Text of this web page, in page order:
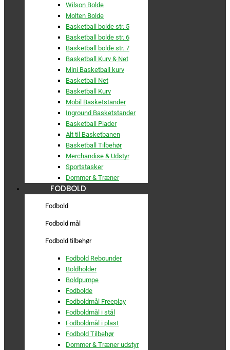
Wilson Bolde
Molten Bolde
Basketball bolde str. 5
Basketball bolde str. 6
Basketball bolde str. 7
Basketball Kurv & Net
Mini Basketball kurv
Basketball Net
Basketball Kurv
Mobil Basketstander
Inground Basketstander
Basketball Plader
Alt til Basketbanen
Basketball Tilbehør
Merchandise & Udstyr
Sportstasker
Dommer & Træner
FODBOLD
Fodbold
Fodbold mål
Fodbold tilbehør
Fodbold Rebounder
Boldholder
Boldpumpe
Fodbolde
Fodboldmål Freeplay
Fodboldmål i stål
Fodboldmål i plast
Fodbold Tilbehør
Dommer & Træner udstyr